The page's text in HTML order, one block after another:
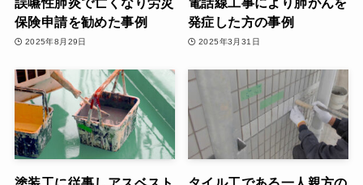
保険申請を勧めた事例
2025年8月29日
発症した方の事例
2025年3月31日